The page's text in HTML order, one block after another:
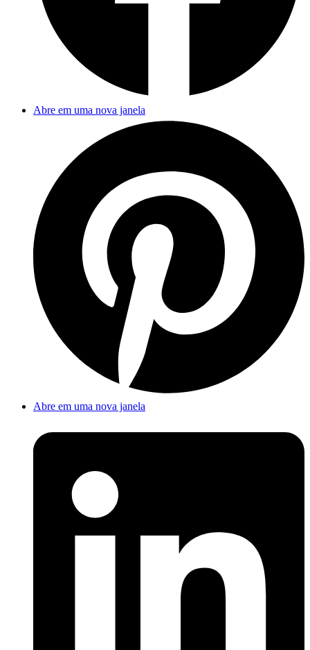
Abre em uma nova janela
Abre em uma nova janela